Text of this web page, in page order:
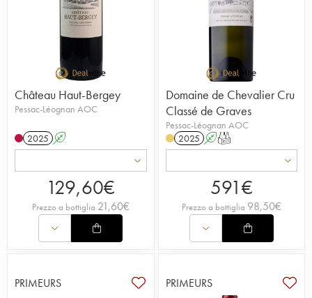
Château Haut-Bergey
Pessac-Léognan AOC
2025 A
129,60€
Prezzo a bottiglia 21,60€
Domaine de Chevalier Cru
Classé de Graves
Pessac-Léognan AOC
2025 AT
591€
Prezzo a bottiglia 98,50€
PRIMEURS PRIMEURS